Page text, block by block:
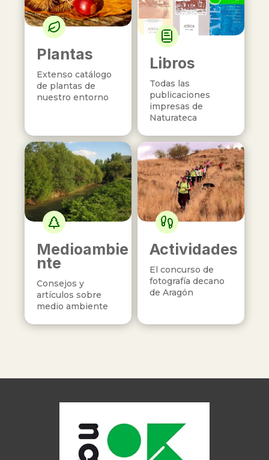
Plantas
Extenso catálogo
de plantas de
nuestro entorno
Libros
Todas las
publicaciones
impresas de
Naturateca
Medioambie
nte
Consejos y
artículos sobre
medio ambiente
Actividades
El concurso de
fotografía decano
de Aragón